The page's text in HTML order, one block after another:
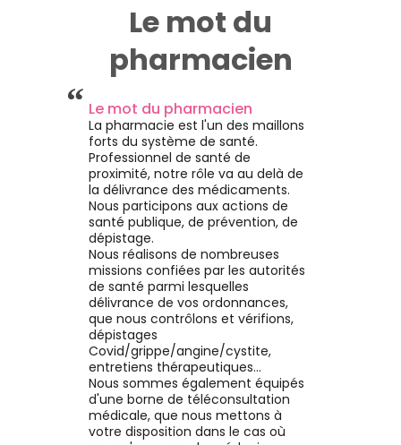
Le mot du
pharmacien
“ Le mot du pharmacien
La pharmacie est l'un des maillons
forts du système de santé.
Professionnel de santé de
proximité, notre rôle va au delà de
la délivrance des médicaments.
Nous participons aux actions de
santé publique, de prévention, de
dépistage.
Nous réalisons de nombreuses
missions confiées par les autorités
de santé parmi lesquelles
délivrance de vos ordonnances,
que nous contrôlons et vérifions,
dépistages
Covid/grippe/angine/cystite,
entretiens thérapeutiques...
Nous sommes également équipés
d'une borne de téléconsultation
médicale, que nous mettons à
votre disposition dans le cas où